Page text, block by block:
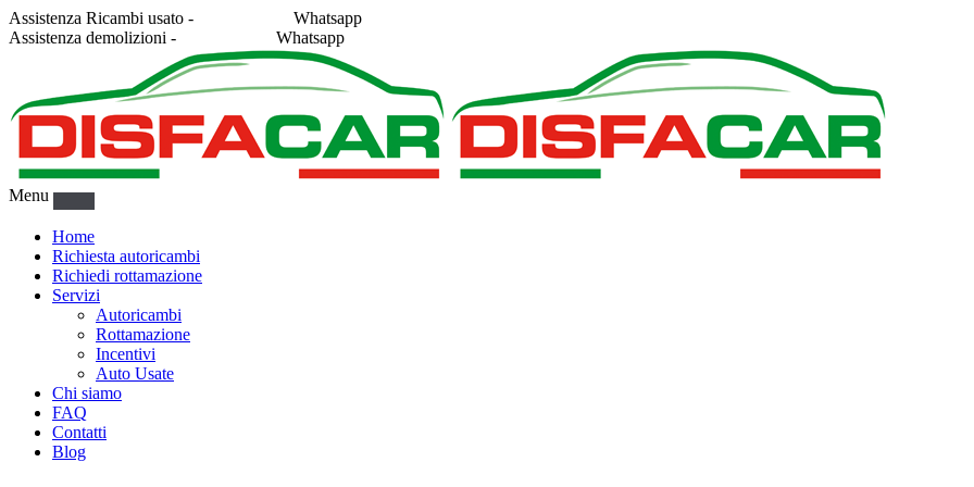
Assistenza Ricambi usato -
Whatsapp
Assistenza demolizioni -
Whatsapp
Menu
Home
Richiesta autoricambi
Richiedi rottamazione
Servizi
Autoricambi
Rottamazione
Incentivi
Auto Usate
Chi siamo
FAQ
Contatti
Blog